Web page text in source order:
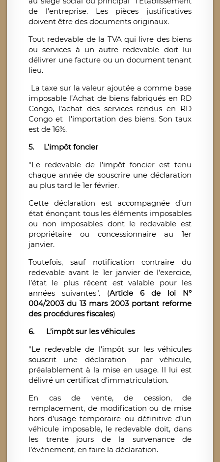
de l’entreprise. Les pièces justificatives
doivent être des documents originaux.
Tout redevable de la TVA qui livre des biens
ou services à un autre redevable doit lui
délivrer une facture ou un document tenant
lieu.
La taxe sur la valeur ajoutée a comme base
imposable l’Achat de biens fabriqués en RD
Congo, l’achat des services rendus en RD
Congo et l’importation des biens. Son taux
est de 16%.
5. L’impôt foncier
"Le redevable de l’impôt foncier est tenu
chaque année de souscrire une déclaration
au plus tard le 1er février.
Cette déclaration est accompagnée d’un
état énonçant tous les éléments imposables
ou non imposables dont le redevable est
propriétaire ou concessionnaire au 1er
janvier.
Toutefois, sauf notification contraire du
redevable avant le 1er janvier de l’exercice,
l’état le plus récent est valable pour les
années suivantes". (Article 6 de loi N°
004/2003 du 13 mars 2003 portant reforme
des procédures fiscales)
6. L’impôt sur les véhicules
"Le redevable de l’impôt sur les véhicules
souscrit une déclaration par véhicule,
préalablement à la mise en usage. Il lui est
délivré un certificat d’immatriculation.
En cas de vente, de cession, de
remplacement, de modification ou de mise
hors d’usage temporaire ou définitive d’un
véhicule imposable, le redevable doit, dans
les trente jours de la survenance de
l’événement, en faire la déclaration.